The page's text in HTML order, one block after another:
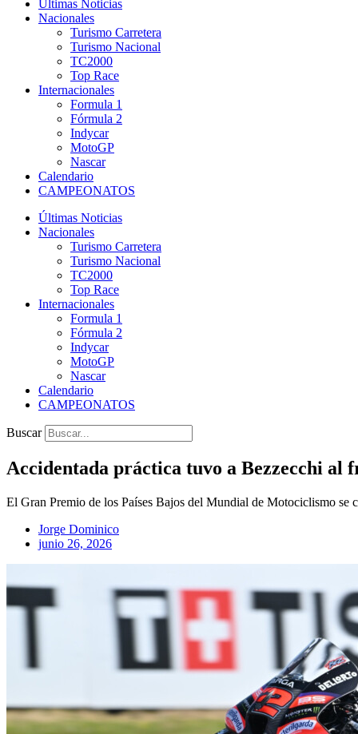
Últimas Noticias
Nacionales
Turismo Carretera
Turismo Nacional
TC2000
Top Race
Internacionales
Formula 1
Fórmula 2
Indycar
MotoGP
Nascar
Calendario
CAMPEONATOS
Últimas Noticias
Nacionales
Turismo Carretera
Turismo Nacional
TC2000
Top Race
Internacionales
Formula 1
Fórmula 2
Indycar
MotoGP
Nascar
Calendario
CAMPEONATOS
Buscar
Accidentada práctica tuvo a Bezzecchi al
El Gran Premio de los Países Bajos del Mundial de Motociclismo se
Jorge Dominico
junio 26, 2026